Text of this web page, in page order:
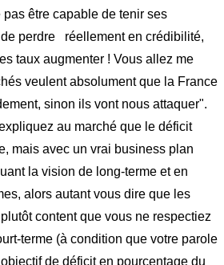
être capable de tenir ses
perdre réellement en crédibilité,
taux augmenter ! Vous allez me
veulent absolument que la France
sinon ils vont nous attaquer".
au marché que le déficit
mais avec un vrai business plan
la vision de long-terme et en
alors autant vous dire que les
content que vous ne respectiez
terme (à condition que votre parole
de déficit en pourcentage du